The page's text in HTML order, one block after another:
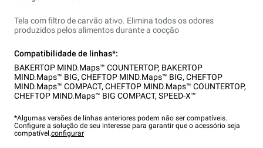
Tela com filtro de carvão ativo. Elimina todos os odores
produzidos pelos alimentos durante a cocção
Compatibilidade de linhas*:
BAKERTOP MIND.Maps™ COUNTERTOP, BAKERTOP
MIND.Maps™ BIG, CHEFTOP MIND.Maps™ BIG, CHEFTOP
MIND.Maps™ COMPACT, CHEFTOP MIND.Maps™ COUNTERTOP,
CHEFTOP MIND.Maps™ BIG COMPACT, SPEED-X™
*Algumas versões de linhas anteriores podem não ser compatíveis.
Configure a solução de seu interesse para garantir que o acessório seja
compatível.configurar